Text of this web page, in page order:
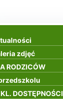
zdjęć
RODZICÓW
DOSTĘPNOŚCI